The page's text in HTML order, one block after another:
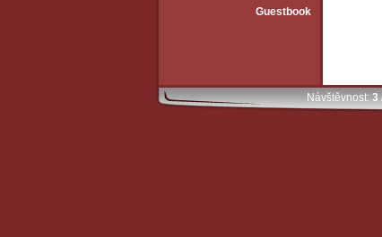
Guestbook
Návštěvnost:3